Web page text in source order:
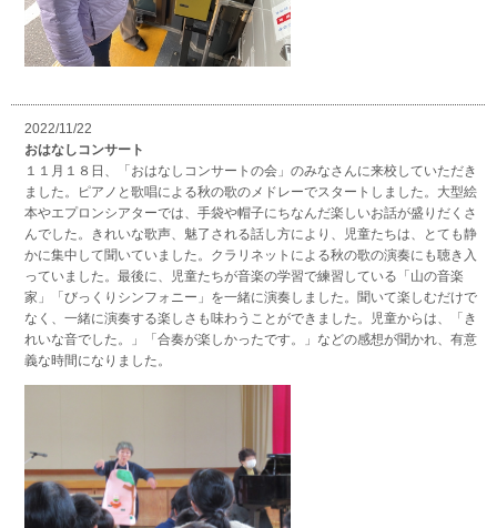
2022/11/22
おはなしコンサート
１１月１８日、「おはなしコンサートの会」のみなさんに来校していただき
ました。ピアノと歌唱による秋の歌のメドレーでスタートしました。大型絵
本やエプロンシアターでは、手袋や帽子にちなんだ楽しいお話が盛りだくさ
んでした。きれいな歌声、魅了される話し方により、児童たちは、とても静
かに集中して聞いていました。クラリネットによる秋の歌の演奏にも聴き入
っていました。最後に、児童たちが音楽の学習で練習している「山の音楽
家」「びっくりシンフォニー」を一緒に演奏しました。聞いて楽しむだけで
なく、一緒に演奏する楽しさも味わうことができました。児童からは、「き
れいな音でした。」「合奏が楽しかったです。」などの感想が聞かれ、有意
義な時間になりました。